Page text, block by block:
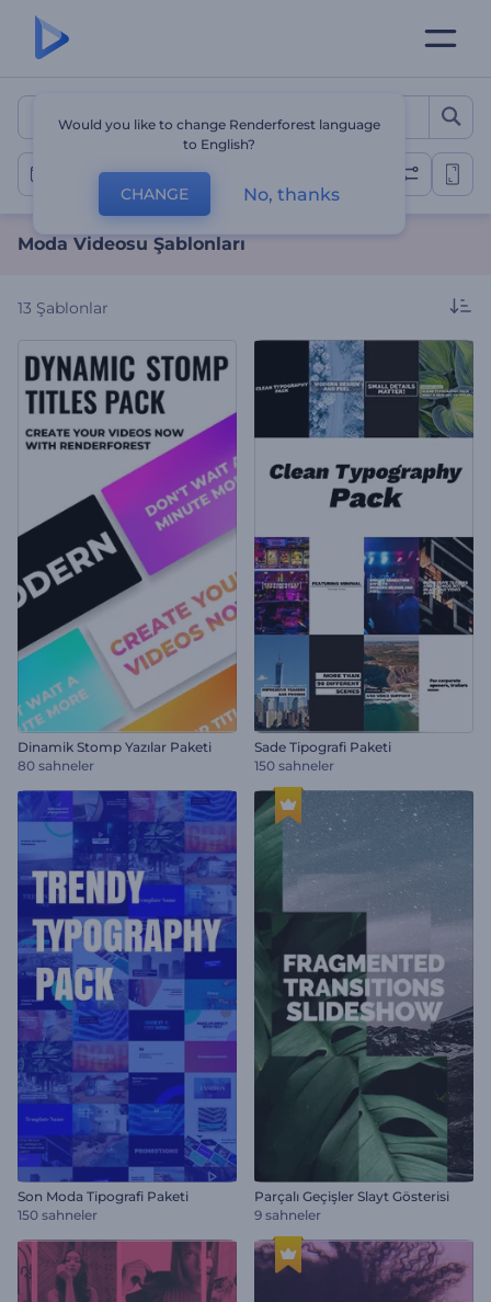
Moda Videosu Şablonları
Moda Videoları
Moda Videosu Şablonları
13 Şablonlar
Dinamik Stomp Yazılar Paketi
80 sahneler
Sade Tipografi Paketi
150 sahneler
Son Moda Tipografi Paketi
150 sahneler
Parçalı Geçişler Slayt Gösterisi
9 sahneler
Would you like to change Renderforest language
to English?
CHANGE No, thanks